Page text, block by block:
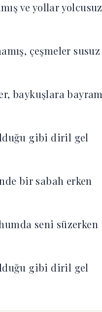
ve yollar yolcusuz
çeşmeler susuz
baykuşlara bayram
gibi diril gel
bir sabah erken
seni süzerken
gibi diril gel